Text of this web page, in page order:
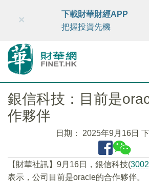
財華智庫網 FINTV FINMETA
×
下載財華財經APP
把握投資先機
銀信科技：目前是
作夥伴
日期： 2025年9月16日
【財華社訊】9月16日，銀信科技(
表示，公司目前是oracle的合作夥伴。